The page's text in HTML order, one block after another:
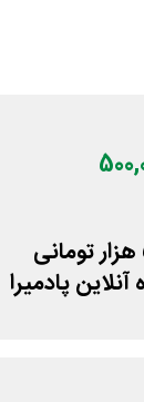
کد تخفیف 500 هزار تومانی
پادمیرا